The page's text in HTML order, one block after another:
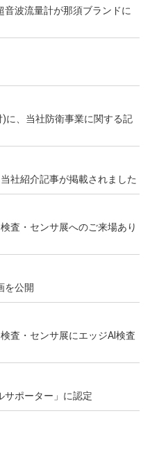
波流量計が那須ブランドに
)に、当社防衛事業に関する記
社紹介記事が掲載されました
査・センサ展へのご来場あり
を公開
査・センサ展にエッジAI検査
サポーター」に認定